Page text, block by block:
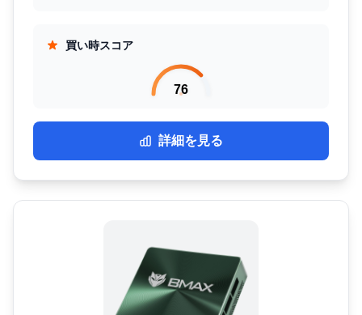
買い時スコア
76
詳細を見る